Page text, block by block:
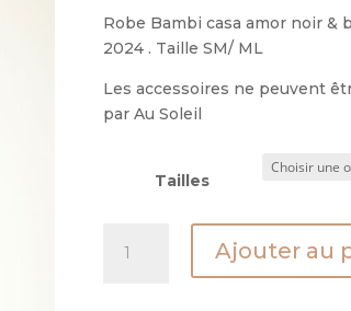
Robe Bambi casa amor noir &
2024 . Taille SM/ ML
Les accessoires ne peuvent
par Au Soleil
Tailles
Ajouter au